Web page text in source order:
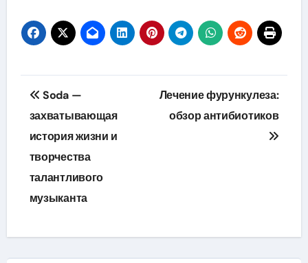
Навигация
по
записям
Soda —
захватывающая
история жизни и
творчества
талантливого
музыканта
Лечение фурункулеза:
обзор антибиотиков